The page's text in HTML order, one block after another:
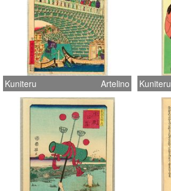
Kuniteru Artelino Kuniteru